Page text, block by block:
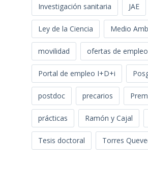
Investigación sanitaria JAE
Ley de la Ciencia Medio
movilidad ofertas de empleo
Portal de empleo I+D+i
postdoc precarios
prácticas Ramón y Cajal
Tesis doctoral Torres